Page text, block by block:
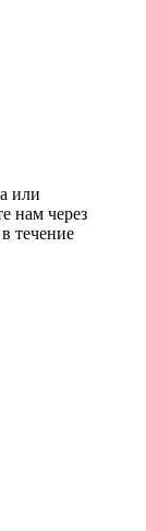
или
нам через
течение